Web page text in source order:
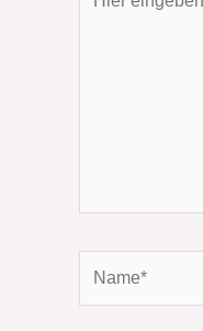
eingeben…